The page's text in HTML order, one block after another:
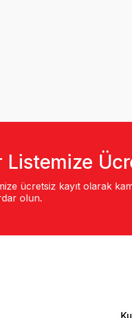
Listemize
ücretsiz kayıt olarak
olun.